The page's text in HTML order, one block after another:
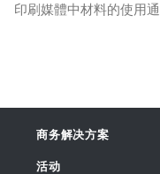
印刷媒體中材料的使用
商务解决方案
活动